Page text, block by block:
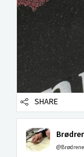
SHARE